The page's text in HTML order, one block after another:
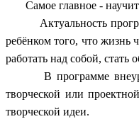
Самое главное - научить
Актуальность
ребёнком того, что жизнь
работать над собой,
В программе
творческой или
творческой идеи.